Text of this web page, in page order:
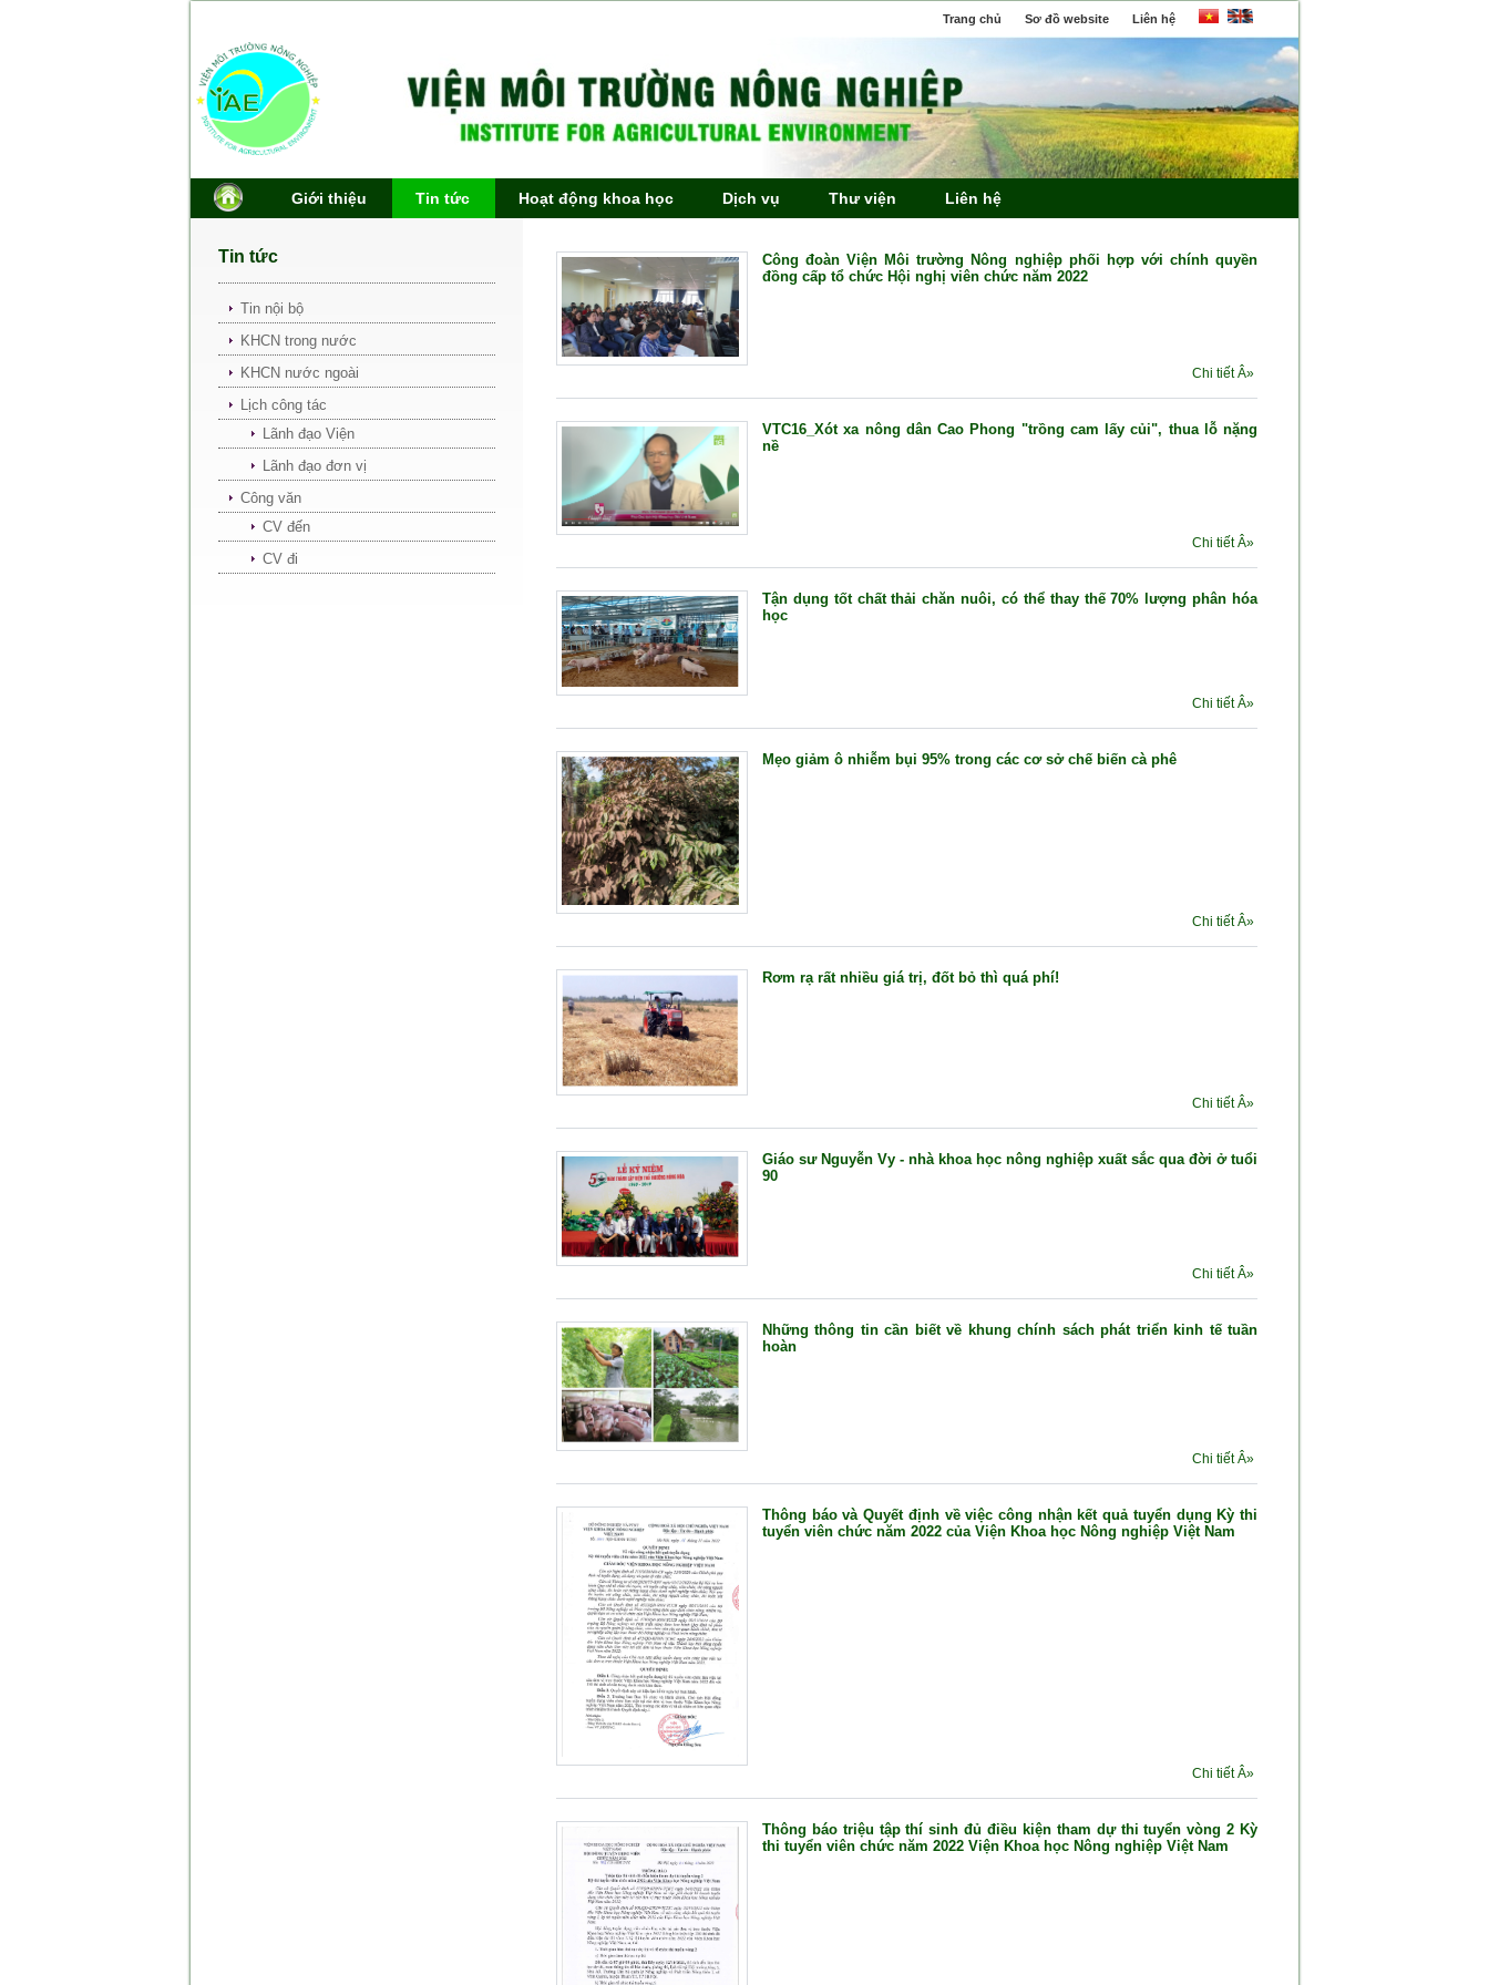
Trang chủ Sơ đồ website Liên hệ
Giới thiệu Tin tức Hoạt động khoa học Dịch vụ Thư viện Liên hệ
Tin tức
Tin nội bộ
KHCN trong nước
KHCN nước ngoài
Lịch công tác
Lãnh đạo Viện
Lãnh đạo đơn vị
Công văn
CV đến
CV đi
Công đoàn Viện Môi trường Nông nghiệp phối hợp với chính quyền
đồng cấp tổ chức Hội nghị viên chức năm 2022
Chi tiết Â»
VTC16_Xót xa nông dân Cao Phong "trồng cam lấy củi", thua lỗ nặng
nề
Chi tiết Â»
Tận dụng tốt chất thải chăn nuôi, có thể thay thế 70% lượng phân hóa
học
Chi tiết Â»
Mẹo giảm ô nhiễm bụi 95% trong các cơ sở chế biến cà phê
Chi tiết Â»
Rơm rạ rất nhiều giá trị, đốt bỏ thì quá phí!
Chi tiết Â»
Giáo sư Nguyễn Vy - nhà khoa học nông nghiệp xuất sắc qua đời ở tuổi
90
Chi tiết Â»
Những thông tin cần biết về khung chính sách phát triển kinh tế tuần
hoàn
Chi tiết Â»
Thông báo và Quyết định về việc công nhận kết quả tuyển dụng Kỳ thi
tuyển viên chức năm 2022 của Viện Khoa học Nông nghiệp Việt Nam
Chi tiết Â»
Thông báo triệu tập thí sinh đủ điều kiện tham dự thi tuyển vòng 2 Kỳ
thi tuyển viên chức năm 2022 Viện Khoa học Nông nghiệp Việt Nam